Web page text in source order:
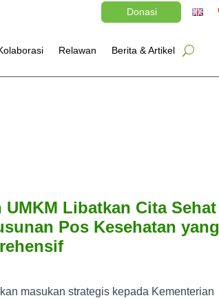
Donasi
Relawan Berita & Artikel
UMKM Libatkan Cita Sehat
Pos Kesehatan yang
masukan strategis kepada Kementerian